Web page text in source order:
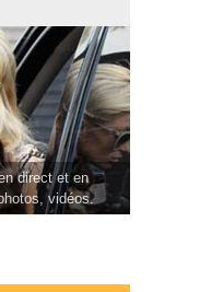
direct et en
vidéos.